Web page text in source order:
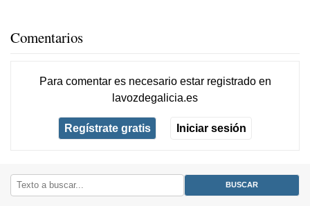
Comentarios
Para comentar es necesario estar registradoen
lavozdegalicia.es
Regístrate gratis Iniciar sesión